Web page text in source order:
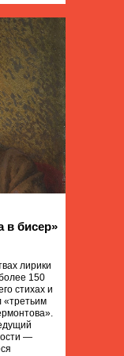
в бисер»
лирики
150
стихах и
«третьим
—